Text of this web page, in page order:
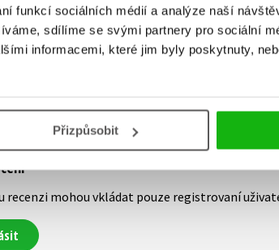
funkcí sociálních médií a analýze naší
sdílíme se svými partnery pro sociální
informacemi, které jim byly poskytnuty,
Přizpůsobit
recenzi mohou vkládat pouze registrovaní